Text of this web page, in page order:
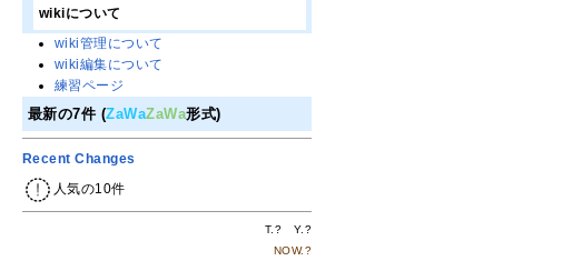
wikiについて
wiki管理について
wiki編集について
練習ページ
最新の7件 (ZaWaZaWa形式)
Recent Changes
人気の10件
T.? Y.?
NOW.?